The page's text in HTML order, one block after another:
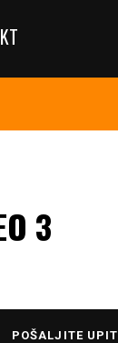
3
POŠALJITE UPIT